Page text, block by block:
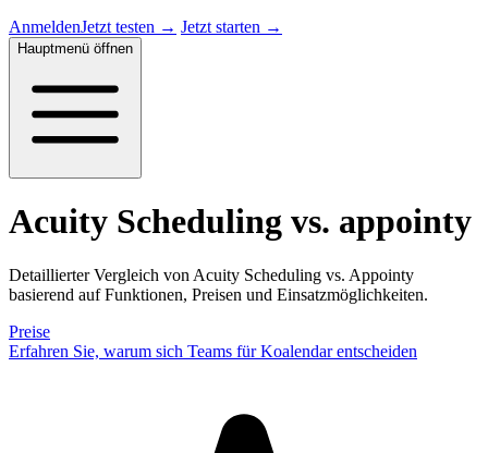
AnmeldenJetzt testen → Jetzt starten →
Hauptmenü öffnen
Acuity Scheduling vs. appointy
Detaillierter Vergleich von Acuity Scheduling vs. Appointy
basierend auf Funktionen, Preisen und Einsatzmöglichkeiten.
Preise
Erfahren Sie, warum sich Teams für Koalendar entscheiden